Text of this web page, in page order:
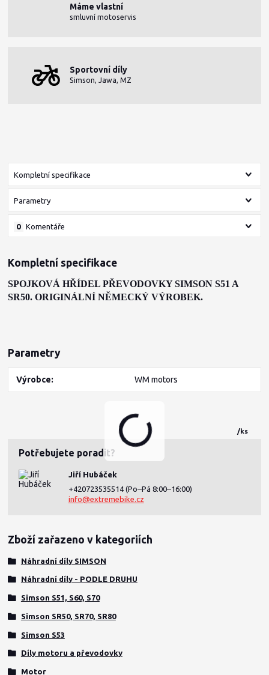
/ks
Máme vlastní
smluvní motoservis
Sportovní díly
Simson, Jawa, MZ
Kompletní specifikace
Parametry
Komentáře
0
Kompletní specifikace
SPOJKOVÁ HŘÍDEL PŘEVODOVKY SIMSON S51 A
SR50. ORIGINÁLNÍ NĚMECKÝ VÝROBEK.
Parametry
Výrobce WM motors
Potřebujete poradit?
Jiří Hubáček
+420723535514 (Po–Pá 8:00–16:00)
info@extremebike.cz
Zboží zařazeno v kategoriích
Náhradní díly SIMSON
Náhradní díly - PODLE DRUHU
Simson S51, S60, S70
Simson SR50, SR70, SR80
Simson S53
Díly motoru a převodovky
Motor